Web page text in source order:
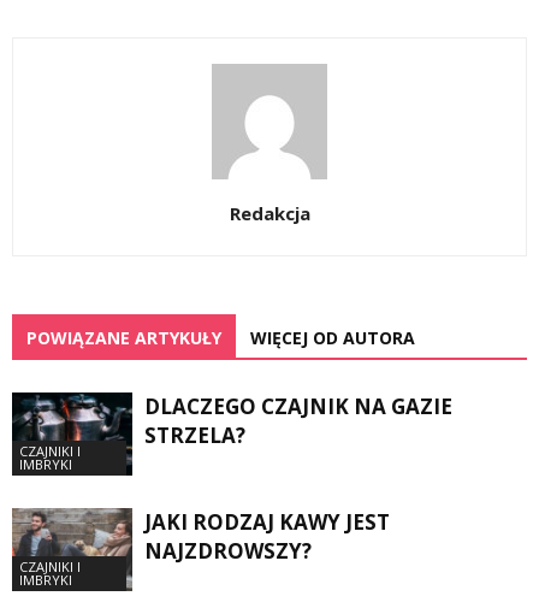
Redakcja
POWIĄZANE ARTYKUŁY WIĘCEJ OD AUTORA
CZAJNIKI I
IMBRYKI
DLACZEGO CZAJNIK NA GAZIE
STRZELA?
CZAJNIKI I
IMBRYKI
JAKI RODZAJ KAWY JEST
NAJZDROWSZY?